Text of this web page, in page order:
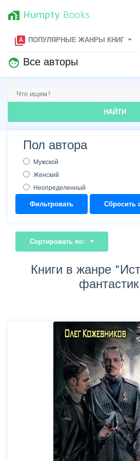
home_work Humpty Books
type_specimen ПОПУЛЯРНЫЕ ЖАНРЫ КНИГ
face Все авторы
НАЙТИ
Пол автора
Мужской
Женский
Неопределенный
Фильтровать Сбросить
Сортировать по:
Книги в жанре